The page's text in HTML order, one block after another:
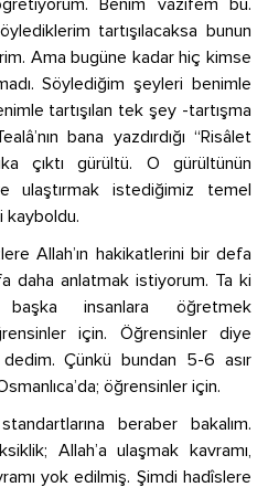
Benim vazifem bu.
tartışılacaksa bunun
Ama bugüne kadar hiç kimse
Söylediğim şeyleri benimle
tartışılan tek şey -tartışma
bana yazdırdığı “Risâlet
çıktı gürültü. O gürültünün
ulaştırmak istediğimiz temel
kayboldu.
Allah’ın hakikatlerini bir defa
daha anlatmak istiyorum. Ta ki
başka insanlara öğretmek
için. Öğrensinler diye
Çünkü bundan 5-6 asır
öğrensinler için.
beraber bakalım.
Allah’a ulaşmak kavramı,
yok edilmiş. Şimdi hadîslere